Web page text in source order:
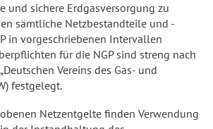
und sichere Erdgasversorgung zu
sämtliche Netzbestandteile und -
in vorgeschriebenen Intervallen
für die NGP sind streng nach
Vereins des Gas- und
festgelegt.
Netzentgelte finden Verwendung